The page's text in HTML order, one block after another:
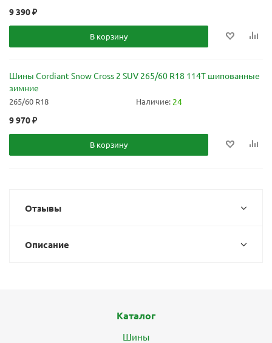
9 390₽
В корзину
Шины Cordiant Snow Cross 2 SUV 265/60 R18 114T шипованные
зимние
265/60 R18 Наличие: 24
9 970₽
В корзину
Отзывы
Описание
Каталог
Шины